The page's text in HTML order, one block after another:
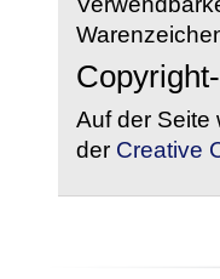
Auf der Seite
der Creative